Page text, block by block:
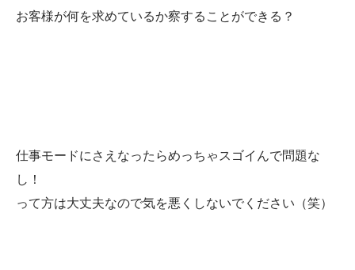
お客様が何を求めているか察することができる？
仕事モードにさえなったらめっちゃスゴイんで問題な
し！
って方は大丈夫なので気を悪くしないでください（笑）